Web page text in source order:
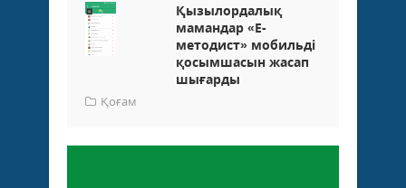
Қызылордалық
мамандар «Е-
методист» мобильді
қосымшасын жасап
шығарды
Қоғам